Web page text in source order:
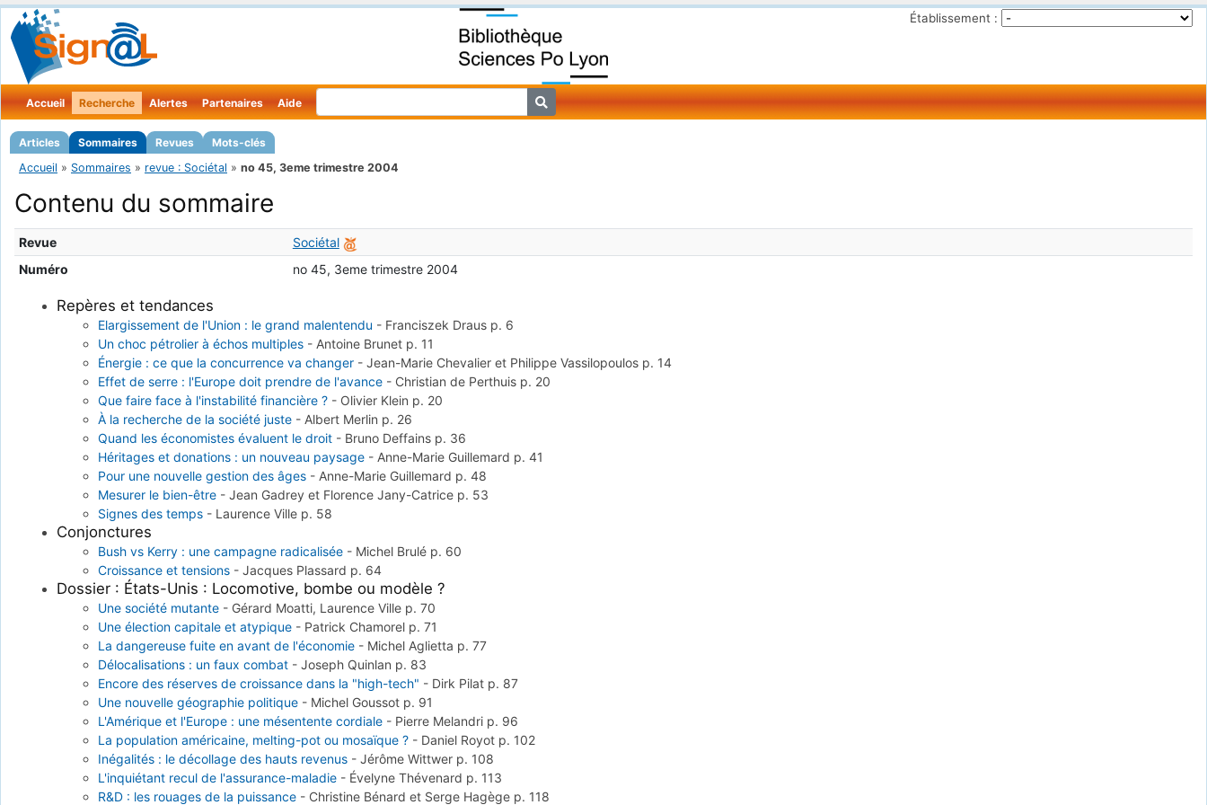
Établissement :
Accueil Recherche
Articles Sommaires Revues Mots-clés
Alertes Partenaires Aide
Accueil » Sommaires » revue : Sociétal » no 45, 3eme trimestre 2004
Contenu du sommaire
Revue
Sociétal
Numéro
no 45, 3eme trimestre 2004
Repères et tendances
Elargissement de l'Union : le grand malentendu - Franciszek Draus p. 6
Un choc pétrolier à échos multiples -Antoine Brunet p. 11
Énergie : ce que la concurrence va changer -Jean-Marie Chevalier et Philippe Vassilopoulos p. 14
Effet de serre : l'Europe doit prendre de l'avance - Christian de Perthuis p. 20
Que faire face à l'instabilité financière ? - Olivier Klein p. 20
À la recherche de la société juste -Albert Merlin p. 26
Quand les économistes évaluent le droit - Bruno Deffains p. 36
Héritages et donations : un nouveau paysage -Anne-Marie Guillemard p. 41
Pour une nouvelle gestion des âges -Anne-Marie Guillemard p. 48
Mesurer le bien-être -Jean Gadrey et Florence Jany-Catrice p. 53
Signes des temps - Laurence Ville p. 58
Conjonctures
Bush vs Kerry : une campagne radicalisée - Michel Brulé p. 60
Croissance et tensions -Jacques Plassard p. 64
Dossier : États-Unis : Locomotive, bombe ou modèle ?
Une société mutante - Gérard Moatti, Laurence Ville p. 70
Une élection capitale et atypique - Patrick Chamorel p. 71
La dangereuse fuite en avant de l'économie - Michel Aglietta p. 77
Délocalisations : un faux combat -Joseph Quinlan p. 83
Encore des réserves de croissance dans la "high-tech" - Dirk Pilat p. 87
Une nouvelle géographie politique - Michel Goussot p. 91
L'Amérique et l'Europe : une mésentente cordiale - Pierre Melandri p. 96
La population américaine, melting-pot ou mosaïque ? - Daniel Royot p. 102
Inégalités : le décollage des hauts revenus -Jérôme Wittwer p. 108
L'inquiétant recul de l'assurance-maladie - Évelyne Thévenard p. 113
R&D : les rouages de la puissance - Christine Bénard et Serge Hagège p. 118